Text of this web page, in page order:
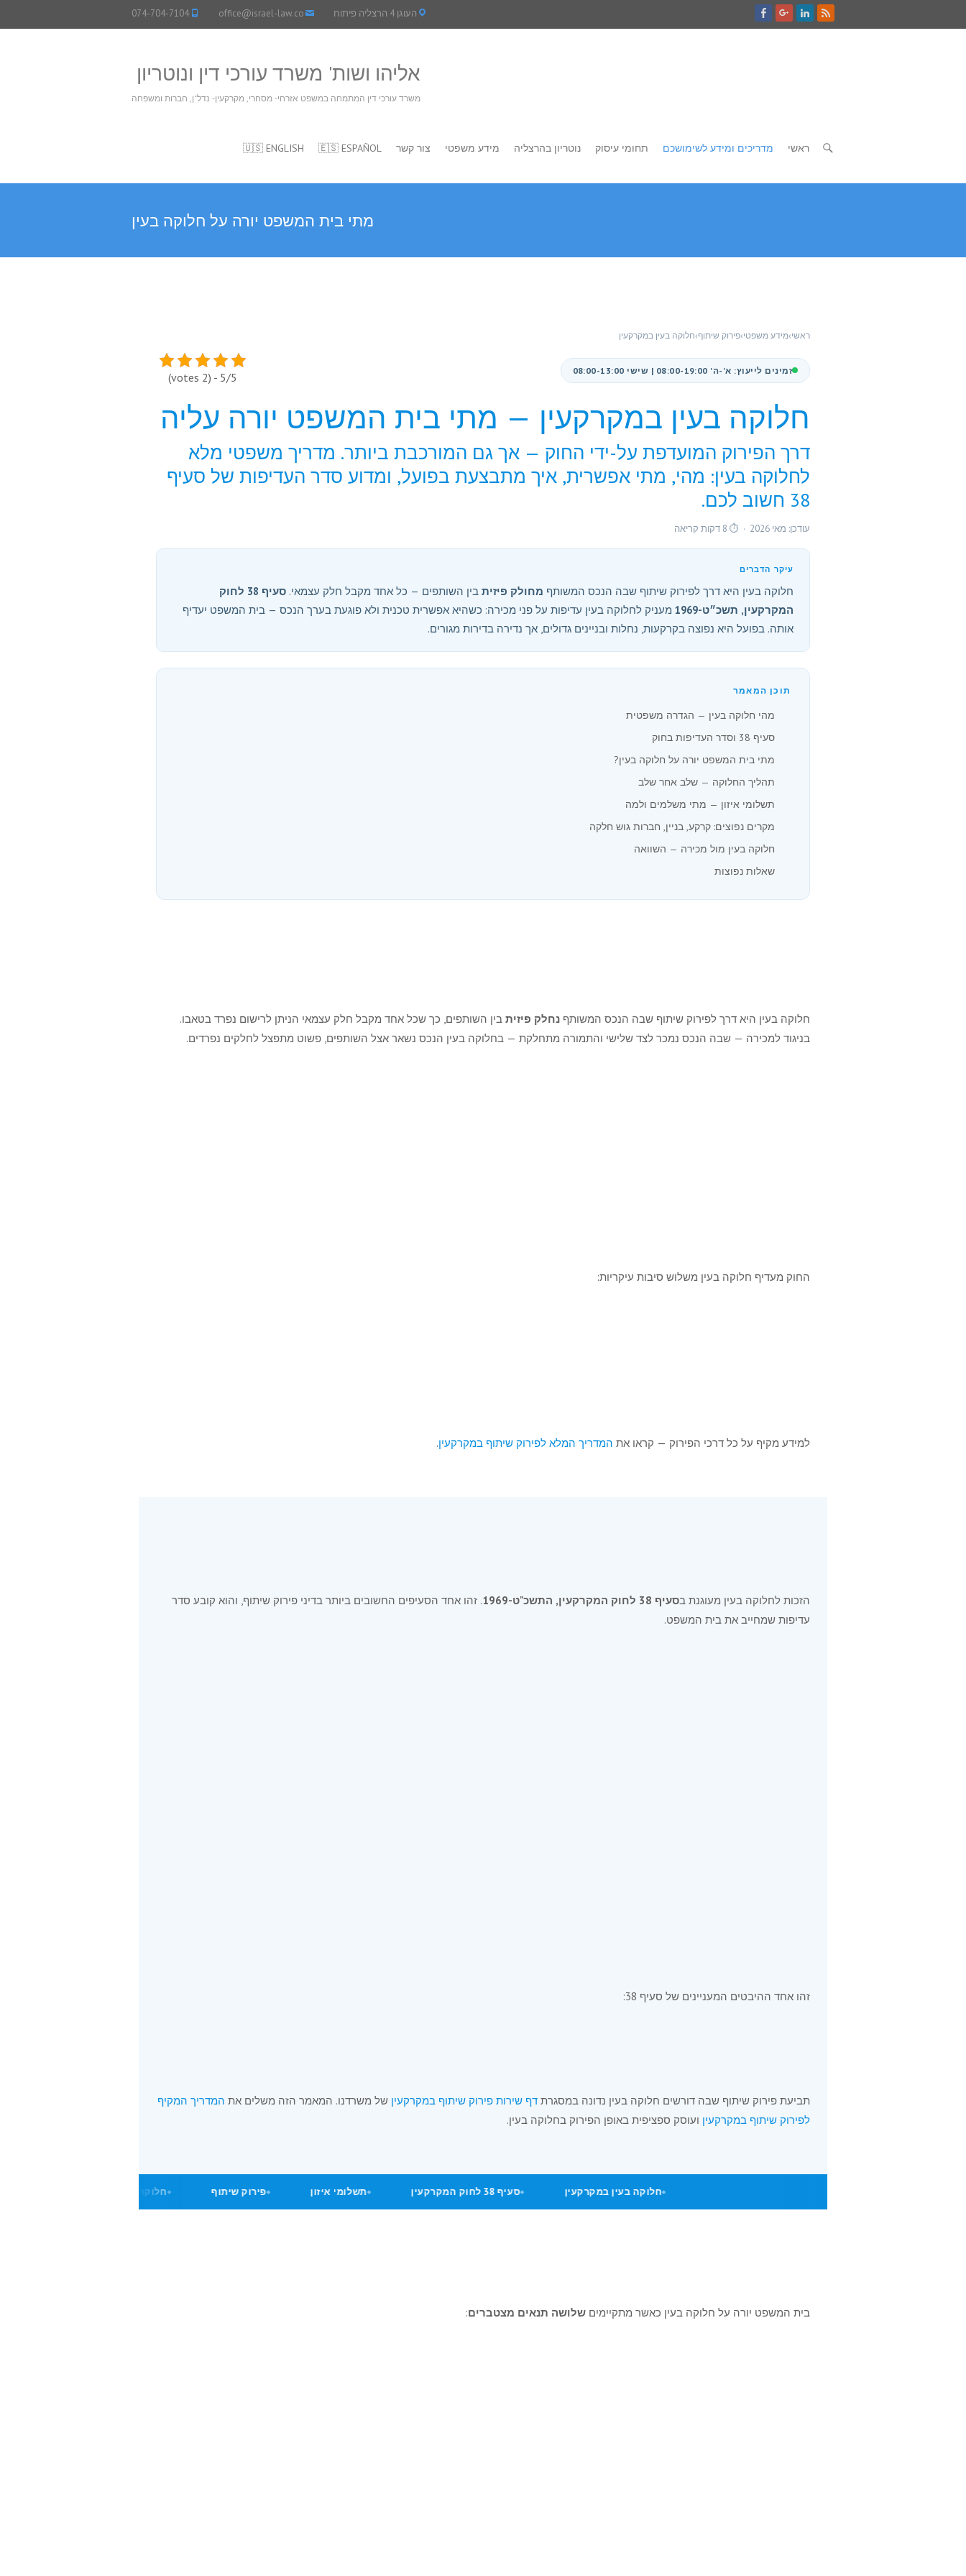
074-704-7104 office@israel-law.co העוגן 4 הרצליה פיתוח
אליהו ושות' משרד עורכי דין ונוטריון
משרד עורכי דין המתמחה במשפט אזרחי- מסחרי, מקרקעין- נדל"ן, חברות ומשפחה
🇺🇸 ENGLISH 🇪🇸 ESPAÑOL צור קשר מידע משפטי נוטריון בהרצליה תחומי עיסוק מדריכים ומידע לשימושכם ראשי
מתי בית המשפט יורה על חלוקה בעין
ראשי›מידע משפטי›פירוק שיתוף›חלוקה בעין במקרקעין
זמינים לייעוץ: א'-ה' 08:00-19:00 | שישי 08:00-13:00 5/5 - (2 votes)
חלוקה בעין במקרקעין — מתי בית המשפט יורה עליה
דרך הפירוק המועדפת על-ידי החוק — אך גם המורכבת ביותר. מדריך משפטי מלא
לחלוקה בעין: מהי, מתי אפשרית, איך מתבצעת בפועל, ומדוע סדר העדיפות של סעיף
38 חשוב לכם.
עודכן: מאי 2026 · ⏱ 8 דקות קריאה
עיקר הדברים
חלוקה בעין היא דרך לפירוק שיתוף שבה הנכס המשותף מחולק פיזית בין השותפים — כל אחד מקבל חלק עצמאי.
סעיף 38 לחוק
המקרקעין, תשכ״ט-1969
מעניק לחלוקה בעין עדיפות על פני מכירה: כשהיא אפשרית טכנית ולא פוגעת בערך הנכס — בית המשפט יעדיף
אותה. בפועל היא נפוצה בקרקעות, נחלות ובניינים גדולים, אך נדירה בדירות מגורים.
תוכן המאמר
מהי חלוקה בעין — הגדרה משפטית
סעיף 38 וסדר העדיפות בחוק
מתי בית המשפט יורה על חלוקה בעין?
תהליך החלוקה — שלב אחר שלב
תשלומי איזון — מתי משלמים ולמה
מקרים נפוצים: קרקע, בניין, חברות גוש חלקה
חלוקה בעין מול מכירה — השוואה
שאלות נפוצות
חלוקה בעין היא דרך לפירוק שיתוף שבה הנכס המשותף נחלק פיזית בין השותפים, כך שכל אחד מקבל חלק עצמאי הניתן לרישום נפרד בטאבו.
בניגוד למכירה — שבה הנכס נמכר לצד שלישי והתמורה מתחלקת — בחלוקה בעין הנכס נשאר אצל השותפים, פשוט מתפצל לחלקים נפרדים.
החוק מעדיף חלוקה בעין משלוש סיבות עיקריות:
למידע מקיף על כל דרכי הפירוק — קראו את המדריך המלא לפירוק שיתוף במקרקעין.
הזכות לחלוקה בעין מעוגנת בסעיף 38 לחוק המקרקעין, התשכ"ט-1969
. זהו אחד הסעיפים החשובים ביותר בדיני פירוק שיתוף, והוא קובע סדר
עדיפות שמחייב את בית המשפט.
זהו אחד ההיבטים המעניינים של סעיף 38:
תביעת פירוק שיתוף שבה דורשים חלוקה בעין נדונה במסגרת דף שירות פירוק שיתוף במקרקעין של משרדנו. המאמר הזה משלים את המדריך המקיף
לפירוק שיתוף במקרקעין ועוסק ספציפית באופן הפירוק בחלוקה בעין.
חלוקה בעין במקרקעין סעיף 38 לחוק המקרקעין תשלומי איזון פירוק שיתוף חלוקת קרקע
בית המשפט יורה על חלוקה בעין כאשר מתקיימים שלושה תנאים מצטברים: